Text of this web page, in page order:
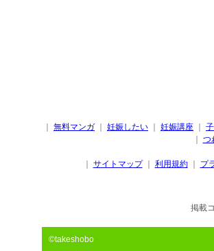
無料マンガ 妊娠したい 妊娠講座
つ
サイトマップ 利用規約 プ
掲載
©takeshobo